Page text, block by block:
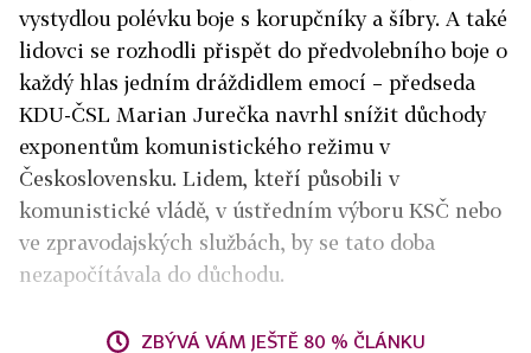
vystydlou polévku boje s korupčníky a šíbry. A také
lidovci se rozhodli přispět do předvolebního boje o
každý hlas jedním dráždidlem emocí – předseda
KDU-ČSL Marian Jurečka navrhl snížit důchody
exponentům komunistického režimu v
Československu. Lidem, kteří působili v
komunistické vládě, v ústředním výboru KSČ nebo
ve zpravodajských službách, by se tato doba
nezapočítávala do důchodu.
ZBÝVÁ VÁM JEŠTĚ 80 % ČLÁNKU